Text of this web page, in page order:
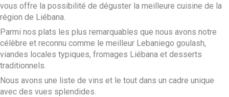
vous offre la possibilité de déguster la meilleure cuisine de la
région de Liébana.
Parmi nos plats les plus remarquables que nous avons notre
célèbre et reconnu comme le meilleur Lebaniego goulash,
viandes locales typiques, fromages Liébana et desserts
traditionnels.
Nous avons une liste de vins et le tout dans un cadre unique
avec des vues splendides.